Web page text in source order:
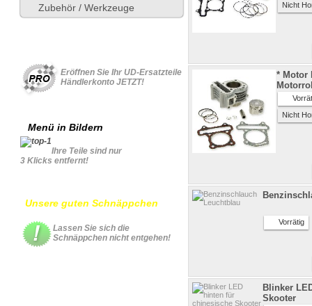
Zubehör / Werkzeuge
Eröffnen Sie Ihr UD-Ersatzteile
Händlerkonto JETZT!
Menü in Bildern
Ihre Teile sind nur
3 Klicks entfernt!
Unsere guten Schnäppchen
Lassen Sie sich die
Schnäppchen nicht entgehen!
Nicht
* Motor
Nicht
Vorrätig
Blinker
Skooter